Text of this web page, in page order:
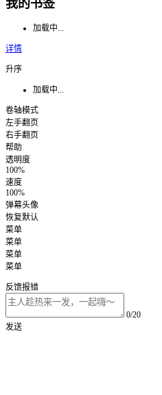
我的书签
加载中...
详情
升序
加载中...
卷轴模式
左手翻页
右手翻页
帮助
透明度
100%
速度
100%
弹幕头像
恢复默认
菜单
菜单
菜单
菜单
反馈报错
0/20
发送